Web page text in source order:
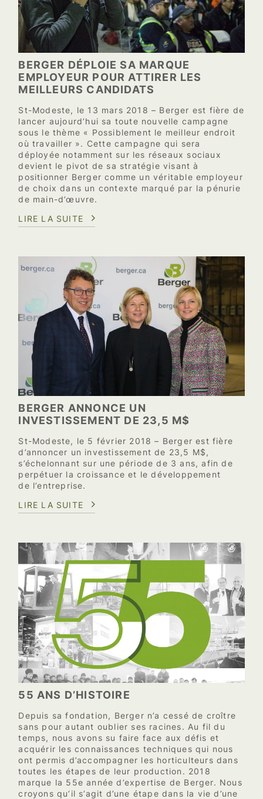
BERGER DÉPLOIE SA MARQUE
EMPLOYEUR POUR ATTIRER LES
MEILLEURS CANDIDATS
St-Modeste, le 13 mars 2018 – Berger est fière de
lancer aujourd’hui sa toute nouvelle campagne
sous le thème « Possiblement le meilleur endroit
où travailler ». Cette campagne qui sera
déployée notamment sur les réseaux sociaux
devient le pivot de sa stratégie visant à
positionner Berger comme un véritable employeur
de choix dans un contexte marqué par la pénurie
de main-d’œuvre.
LIRE LA SUITE
BERGER ANNONCE UN
INVESTISSEMENT DE 23,5 M$
St-Modeste, le 5 février 2018 – Berger est fière
d’annoncer un investissement de 23,5 M$,
s’échelonnant sur une période de 3 ans, afin de
perpétuer la croissance et le développement
de l’entreprise.
LIRE LA SUITE
55 ANS D’HISTOIRE
Depuis sa fondation, Berger n’a cessé de croître
sans pour autant oublier ses racines. Au fil du
temps, nous avons su faire face aux défis et
acquérir les connaissances techniques qui nous
ont permis d’accompagner les horticulteurs dans
toutes les étapes de leur production. 2018
marque la 55e année d’expertise de Berger. Nous
croyons qu’il s’agit d’une étape dans la vie d’une